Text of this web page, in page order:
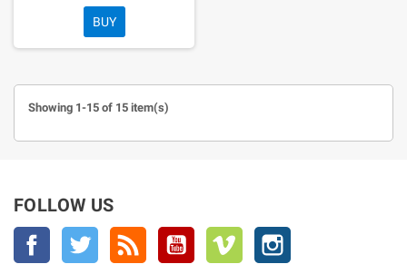
BUY
Showing 1-15 of 15 item(s)
FOLLOW US
Facebook Twitter YouTube Vimeo